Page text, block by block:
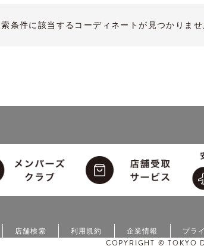
条件に該当するコーディネートが見つかりま
店舗検索 利用規約 企業情報 プラ
COPYRIGHT © TOKYO